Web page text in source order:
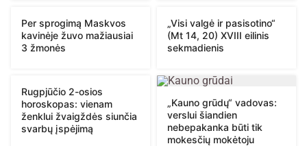
Per sprogimą Maskvos
kavinėje žuvo mažiausiai
3 žmonės
„Visi valgė ir pasisotino“
(Mt 14, 20) XVIII eilinis
sekmadienis
Rugpjūčio 2-osios
horoskopas: vienam
ženklui žvaigždės siunčia
svarbų įspėjimą
„Kauno grūdų“ vadovas:
verslui šiandien
nebepakanka būti tik
mokesčių mokėtoju